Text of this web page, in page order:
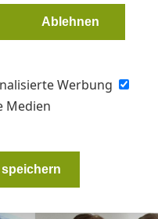
Ablehnen
Werbung
Medien
für den Farbenhandel:
und einem satten
und Holzschutzmitteln